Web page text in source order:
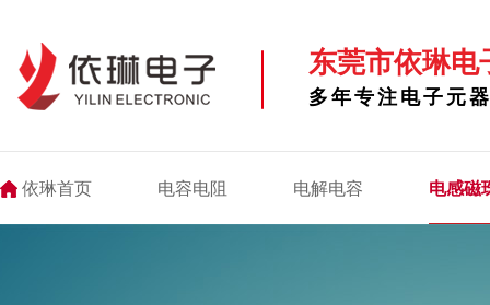
东莞市依琳
多年专注电子元
依琳首页 电容电阻 电解电容 电感磁